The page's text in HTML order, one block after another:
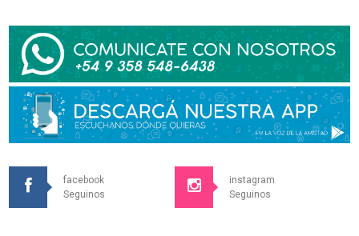
facebook
Seguinos
instagram
Seguinos